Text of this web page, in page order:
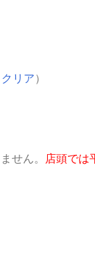
リア）
せん。
店頭では